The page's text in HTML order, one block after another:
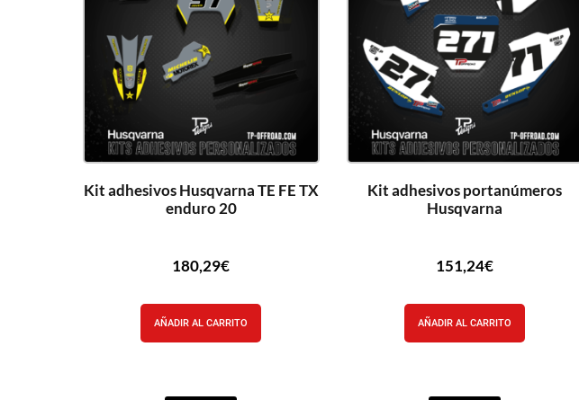
Kit adhesivos Husqvarna TE FE TX
enduro 20
180,29€
AÑADIR AL CARRITO
Kit adhesivos portanúmeros
Husqvarna
151,24€
AÑADIR AL CARRITO